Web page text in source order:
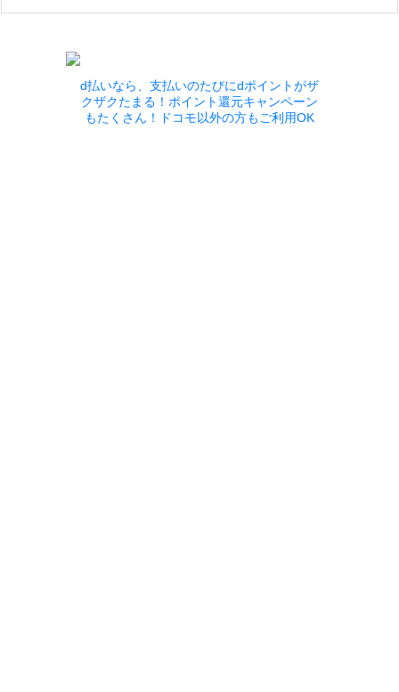
d払いなら、支払いのたびにdポイントがザ
クザクたまる！ポイント還元キャンペーン
もたくさん！ドコモ以外の方もご利用OK